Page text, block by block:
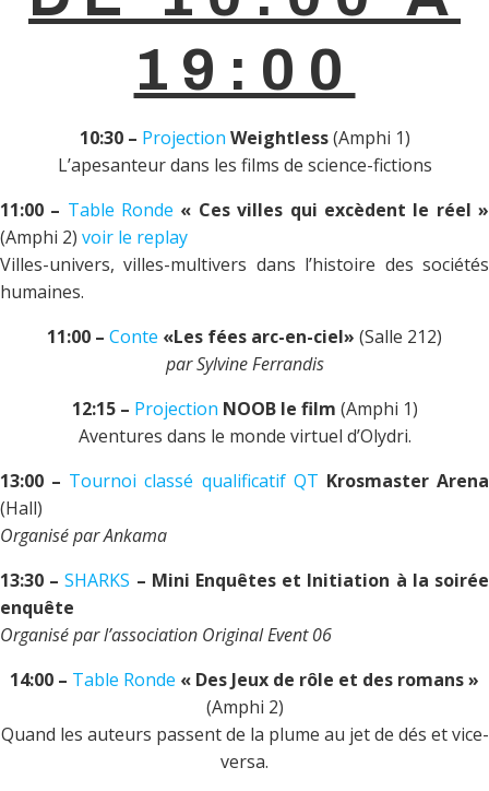
19:00
10:30 – Projection Weightless(Amphi 1)
L’apesanteur dans les films de science-fictions
11:00 – Table Ronde « Ces villes qui excèdent le réel»
(Amphi 2) voir le replay
Villes-univers, villes-multivers dans l’histoire des sociétés
humaines.
11:00 – Conte «Les fées arc-en-ciel» (Salle 212)
par Sylvine Ferrandis
12:15 – Projection NOOB le film (Amphi 1)
Aventures dans le monde virtuel d’Olydri.
13:00 – Tournoi classé qualificatif QT Krosmaster Arena
(Hall)
Organisé par Ankama
13:30 – SHARKS – Mini Enquêtes et Initiation à la soirée
enquête
Organisé par l’association Original Event 06
14:00 – Table Ronde « Des Jeux de rôle et des romans »
(Amphi 2)
Quand les auteurs passent de la plume au jet de dés et vice-
versa.